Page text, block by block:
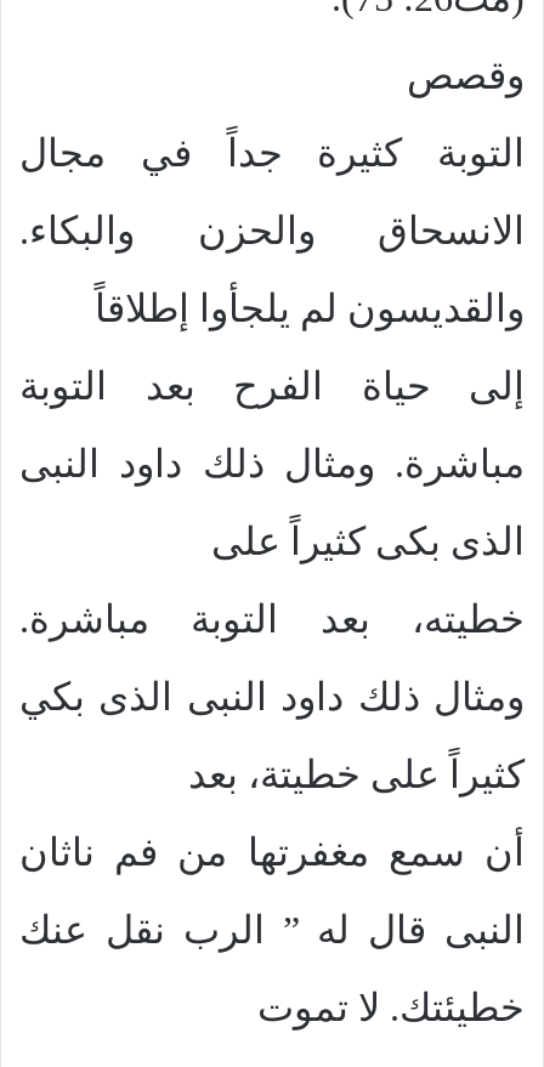
وقصص
التوبة كثيرة جداً في مجال
الانسحاق والحزن والبكاء.
والقديسون لم يلجأوا إطلاقاً
إلى حياة الفرح بعد التوبة
مباشرة. ومثال ذلك داود النبى
الذى بكى كثيراً على
خطيته، بعد التوبة مباشرة.
ومثال ذلك داود النبى الذى بكي
كثيراً على خطيتة، بعد
أن سمع مغفرتها من فم ناثان
النبى قال له ” الرب نقل عنك
خطيئتك. لا تموت